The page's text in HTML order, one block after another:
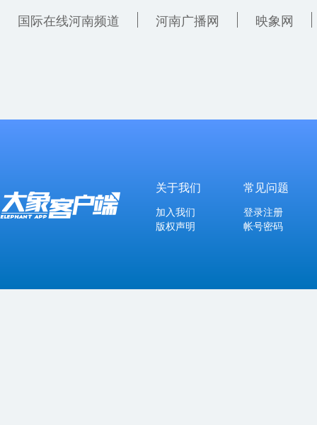
国际在线河南频道
河南广播网 映象网
关于我们
加入我们
版权声明
常见问题
登录注册
帐号密码